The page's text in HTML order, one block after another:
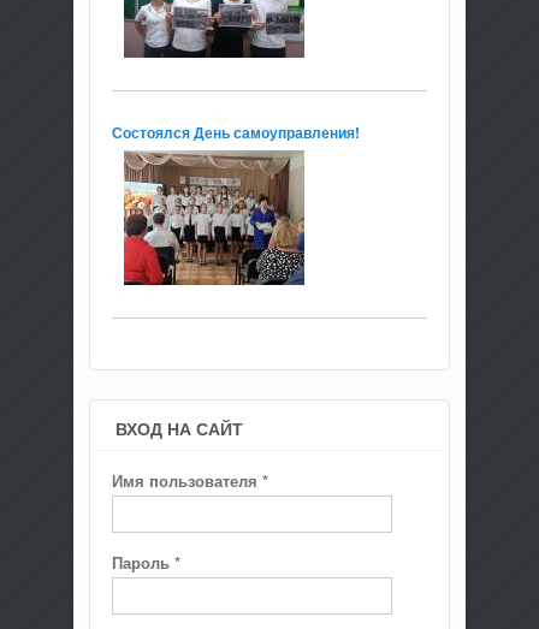
Состоялся День самоуправления!
ВХОД НА САЙТ
Имя пользователя *
Пароль *